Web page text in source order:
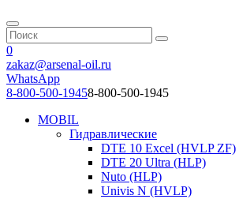
0
zakaz@arsenal-oil.ru
WhatsApp
8-800-500-19458-800-500-1945
MOBIL
Гидравлические
DTE 10 Excel (HVLP ZF)
DTE 20 Ultra (HLP)
Nuto (HLP)
Univis N (HVLP)